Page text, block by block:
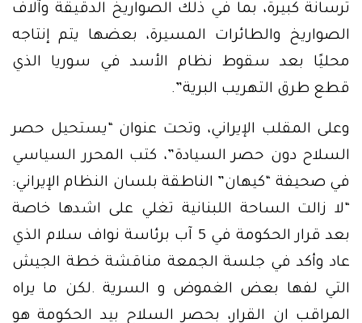
ترسانة كبيرة، بما في ذلك الصواريخ الدقيقة وآلاف
الصواريخ والطائرات المسيرة، بعضها يتم إنتاجه
محليًا بعد سقوط نظام الأسد في سوريا الذي
قطع طرق التهريب البرية”.
وعلى المقلب الإيراني، وتحت عنوان “يستحيل حصر
السلاح دون حصر السيادة”، كتب المحرر السياسي
في صحيفة “كيهان” الناطقة بلسان النظام الإيراني:
“لا زالت الساحة اللبنانية تغلي على اشدها خاصة
بعد قرار الحكومة في 5 آب برئاسة نواف سلام الذي
عاد وأكد في جلسة الجمعة مناقشة خطة الجيش
التي لفها بعض الغموض و السرية .لكن ما يراه
المراقب ان القرار، بحصر السلاح بيد الحكومة هو